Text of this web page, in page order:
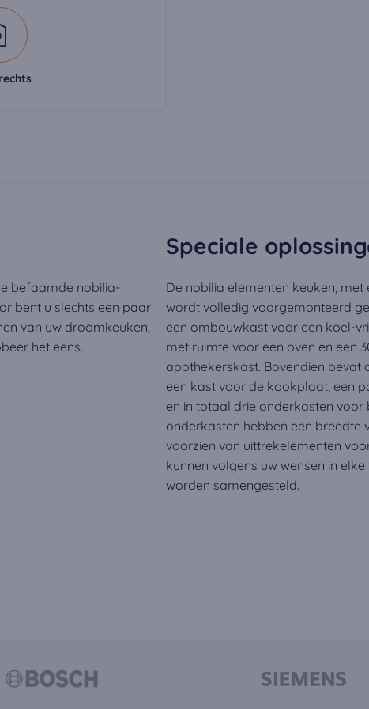
om de video's af te spelen. Zodra cookies van externe media zijn
afgespeeld.
befaamde nobilia-
bent u slechts een paar
van uw droomkeuken,
het eens.
Speciale
De nobilia elementen keuken,
wordt volledig voorgemonteerd
een ombouwkast voor een koel-
met ruimte voor een oven en een
apothekerskast. Bovendien bevat
een kast voor de kookplaat, een
en in totaal drie onderkasten voor
onderkasten hebben een breedte
voorzien van uittrekelementen
kunnen volgens uw wensen in
worden samengesteld.